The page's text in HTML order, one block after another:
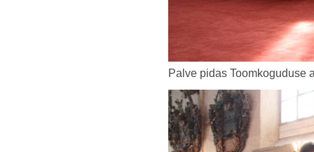
Palve pidas Toomkoguduse